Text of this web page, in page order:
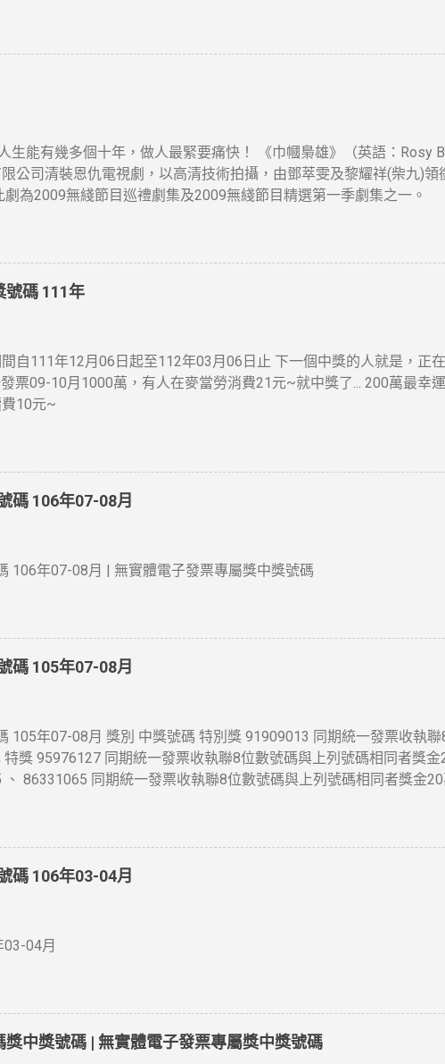
生能有幾多個十年，做人最緊要痛快！ 《巾幗梟雄》（英語：Rosy
公司清裝恩仇電視劇，以高清技術拍攝，由鄧萃雯及黎耀祥(柴九)領
劇為2009無綫節目巡禮劇集及2009無綫節目精選第一季劇集之一。
號碼 111年
自111年12月06日起至112年03月06日止 下一個中獎的人就是，正
票09-10月1000萬，有人在麥當勞消費21元~就中獎了... 200萬最幸
10元~
碼 106年07-08月
106年07-08月 | 無實體電子發票專屬獎中獎號碼
碼 105年07-08月
105年07-08月 獎別 中獎號碼 特別獎 91909013 同期統一發票收執
獎 95976127 同期統一發票收執聯8位數號碼與上列號碼相同者獎
86331065 同期統一發票收執聯8位數號碼與上列號碼相同者獎金20
各得獎金1 萬元 四獎 同期統一發票收執聯末5 位數號碼與頭獎中獎號
發票收執聯末4 位數號碼與頭獎中獎號碼末4 位相同者各得獎金 1 千
中獎號碼末3 位相同者各得獎金 2 百元 增開六獎 352 、 672 、 731
列號碼相同者各得獎金 2 百元 領獎期間自105年10月06日起至106年
碼 106年03-04月
04月
中獎號碼 | 無實體電子發票專屬獎中獎號碼